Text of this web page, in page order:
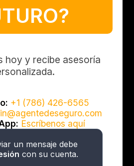
hoy y recibe asesoría
+1 (786) 426-6565
Escríbenos aquí
un mensaje debe
con su cuenta.